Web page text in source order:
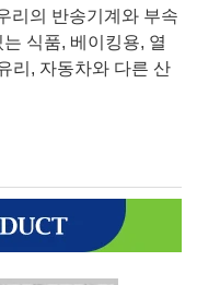
리의 반송기계와 부속
식품, 베이킹용, 열
리, 자동차와 다른 산